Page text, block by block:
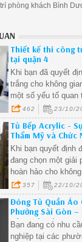
phòng khách Bình
Thiết kế thi công
tại quận 4
Khi bạn đã quyết
trắng cho không
một số yếu tố quan
hoàn hảo và bảo
462 23/10/
Tủ Bếp Acrylic -
Thẩm Mỹ và Chức
Khi bạn quyết định
đang chọn một giải
hoàn hảo cho
muốn tạo ra một
tủ bếp acrylic
357 22/10/
Đóng Tủ Quần Áo
Phường Sài Gòn
Công Nhanh.
Bạn đang có nhu
nghiệp tại các